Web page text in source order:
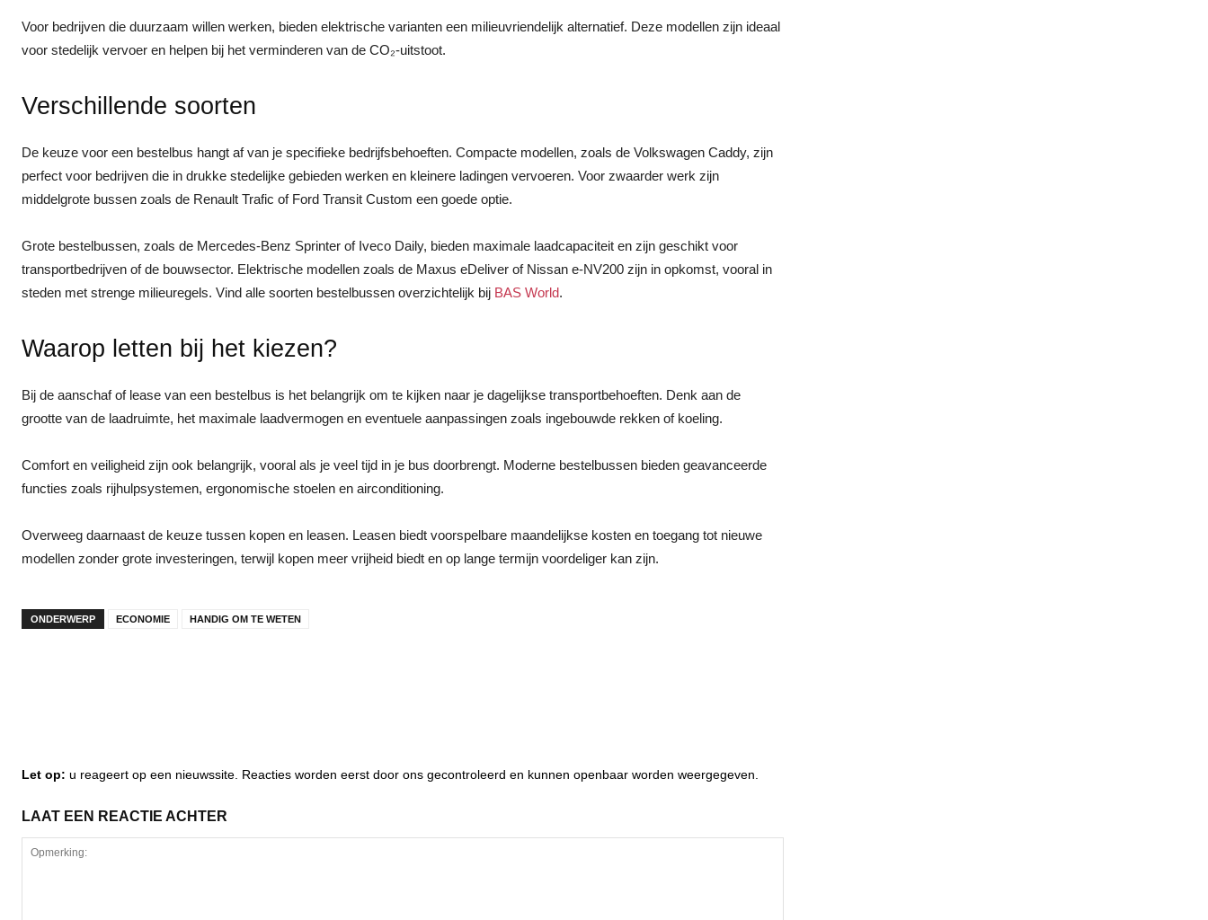
Voor bedrijven die duurzaam willen werken, bieden elektrische varianten een milieuvriendelijk alternatief. Deze modellen zijn ideaal
voor stedelijk vervoer en helpen bij het verminderen van de CO₂-uitstoot.
Verschillende soorten
De keuze voor een bestelbus hangt af van je specifieke bedrijfsbehoeften. Compacte modellen, zoals de Volkswagen Caddy, zijn
perfect voor bedrijven die in drukke stedelijke gebieden werken en kleinere ladingen vervoeren. Voor zwaarder werk zijn
middelgrote bussen zoals de Renault Trafic of Ford Transit Custom een goede optie.
Grote bestelbussen, zoals de Mercedes-Benz Sprinter of Iveco Daily, bieden maximale laadcapaciteit en zijn geschikt voor
transportbedrijven of de bouwsector. Elektrische modellen zoals de Maxus eDeliver of Nissan e-NV200 zijn in opkomst, vooral in
steden met strenge milieuregels. Vind alle soorten bestelbussen overzichtelijk bij BAS World.
Waarop letten bij het kiezen?
Bij de aanschaf of lease van een bestelbus is het belangrijk om te kijken naar je dagelijkse transportbehoeften. Denk aan de
grootte van de laadruimte, het maximale laadvermogen en eventuele aanpassingen zoals ingebouwde rekken of koeling.
Comfort en veiligheid zijn ook belangrijk, vooral als je veel tijd in je bus doorbrengt. Moderne bestelbussen bieden geavanceerde
functies zoals rijhulpsystemen, ergonomische stoelen en airconditioning.
Overweeg daarnaast de keuze tussen kopen en leasen. Leasen biedt voorspelbare maandelijkse kosten en toegang tot nieuwe
modellen zonder grote investeringen, terwijl kopen meer vrijheid biedt en op lange termijn voordeliger kan zijn.
ONDERWERP ECONOMIE HANDIG OM TE WETEN
Let op: u reageert op een nieuwssite. Reacties worden eerst door ons gecontroleerd en kunnen openbaar worden weergegeven.
LAAT EEN REACTIE ACHTER